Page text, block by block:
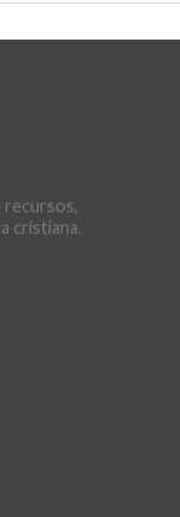
recursos,
cristiana.